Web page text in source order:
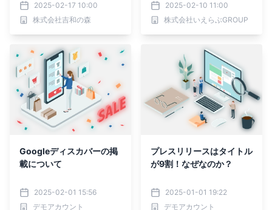
ミナー」＜2025年2月27
日（木）・28日（金）・3
月1日（土）開催＞
2025-02-17 10:00
株式会社吉和の森
ノウハウ 」セミナー開
催！｜流導 木村氏×いえら
ぶ
2025-02-10 11:00
株式会社いえらぶGROUP
Googleディスカバーの掲
載について
2025-02-01 15:56
デモアカウント
プレスリリースはタイトル
が9割！なぜなのか？
2025-01-01 19:22
デモアカウント